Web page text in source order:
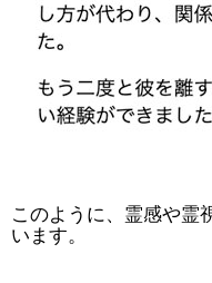
このように、霊感や霊
います。